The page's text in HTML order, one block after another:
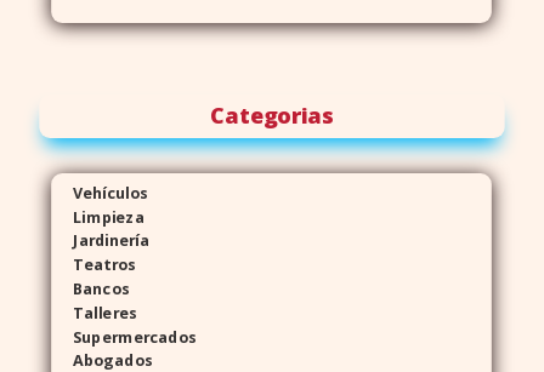
Categorias
Vehículos
Limpieza
Jardinería
Teatros
Bancos
Talleres
Supermercados
Abogados